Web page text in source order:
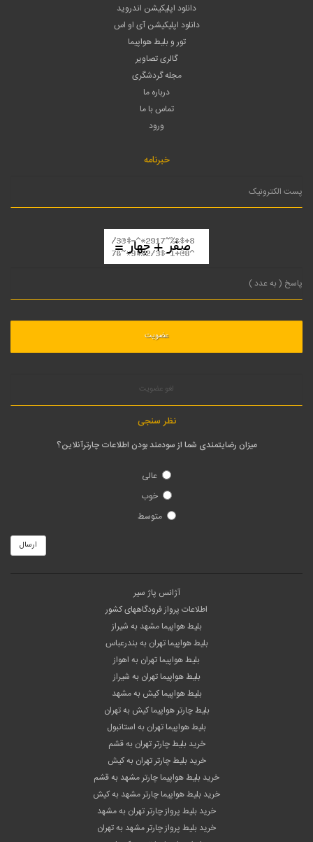
دانلود اپلیکیشن اندروید
دانلود اپلیکیشن آی او اس
تور و بلیط هواپیما
گالری تصاویر
مجله گردشگری
درباره ما
تماس با ما
ورود
خبرنامه
لغو عضویت
نظر سنجی
میزان رضایتمندی شما از سودمند بودن اطلاعات چارترآنلاین؟
عالی
خوب
متوسط
ارسال
آژانس پاژ سیر
اطلاعات پرواز فرودگاههای کشور
بلیط هواپیما مشهد به شیراز
بلیط هواپیما تهران به بندرعباس
بلیط هواپیما تهران به اهواز
بلیط هواپیما تهران به شیراز
بلیط هواپیما کیش به مشهد
بلیط چارتر هواپیما کیش به تهران
بلیط هواپیما تهران به استانبول
خرید بلیط چارتر تهران به قشم
خرید بلیط چارتر تهران به کیش
خرید بلیط هواپیما چارتر مشهد به قشم
خرید بلیط هواپیما چارتر مشهد به کیش
خرید بلیط پرواز چارتر تهران به مشهد
خرید بلیط پرواز چارتر مشهد به تهران